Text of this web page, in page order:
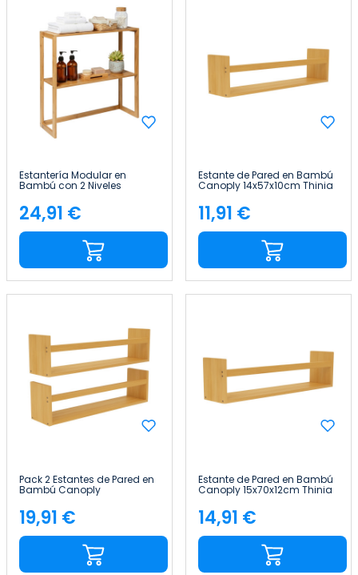
Estantería Modular en
Bambú con 2 Niveles
Home
Precio
24,91 €
Estante de Pared en Bambú
Canoply 14x57x10cm Thinia
Home
Precio
11,91 €
Pack 2 Estantes de Pared en
Bambú Canoply
14x57x10cm Thinia Home
Precio
19,91 €
Estante de Pared en Bambú
Canoply 15x70x12cm Thinia
Home
Precio
14,91 €